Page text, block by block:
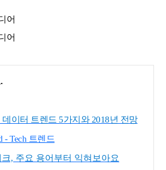
어
어
이터 트렌드 5가지와 2018년 전망
- Tech 트렌드
, 주요 용어부터 익혀보아요